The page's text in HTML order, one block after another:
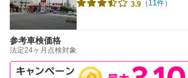
3.9 （11件）
参考車検価格
法定24ヶ月点検対象